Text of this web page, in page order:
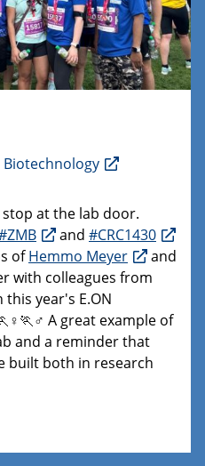
at the lab door.
and #CRC1430
ofHemmo Meyer
and
with colleagues from
year's E.ON
A great example of
and a reminder that
built both in research